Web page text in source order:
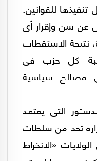
للقوانين.
عن سن وإقرار أى
نتيجة الاستقطاب
كل حزب فى
مصالح سياسية
التى يعتمد
تحد من سلطات
«الانخراط